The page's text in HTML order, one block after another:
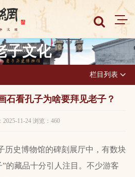
子文化
栏目列表
石看孔子为啥要拜见老子？
2025-11-24 浏览：460
史博物馆的碑刻展厅中，有数块
的藏品十分引人注目。不少游客